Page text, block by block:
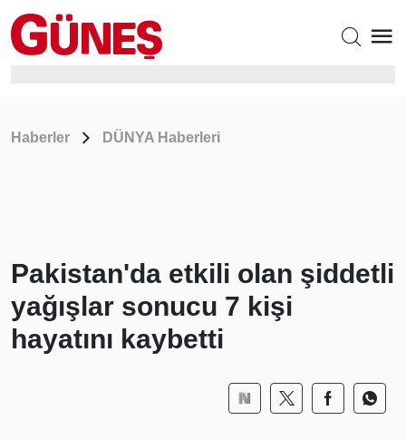
Haberler DÜNYA Haberleri
Pakistan'da etkili olan şiddetli
yağışlar sonucu 7 kişi
hayatını kaybetti